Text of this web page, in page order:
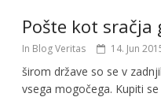
Pošte kot sračja
In Blog Veritas 14. Jun
širom države so se v
vsega mogočega. Kupiti